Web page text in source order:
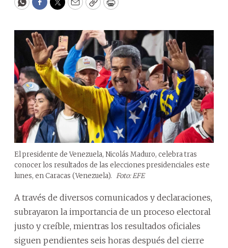
WhatsApp
Facebook
Twitter
EmailCopyPrint
El presidente de Venezuela, Nicolás Maduro, celebra tras
conocer los resultados de las elecciones presidenciales este
lunes, en Caracas (Venezuela). Foto: EFE
A través de diversos comunicados y declaraciones,
subrayaron la importancia de un proceso electoral
justo y creíble, mientras los resultados oficiales
siguen pendientes seis horas después del cierre